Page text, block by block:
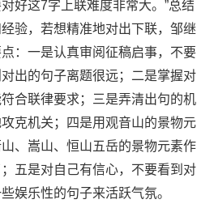
好这7字上联难度非常大。”总结
验，若想精准地对出下联，邹继
：一是认真审阅征稿启事，不要
出的句子离题很远；二是掌握对
合联律要求；三是弄清出句的机
克机关；四是用观音山的景物元
、嵩山、恒山五岳的景物元素作
五是对自己有信心，不要看到对
娱乐性的句子来活跃气氛。